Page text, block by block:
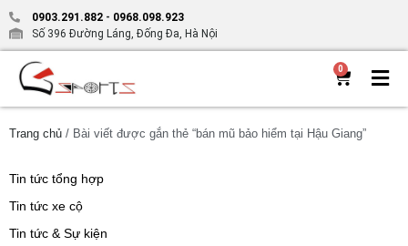
0903.291.882 - 0968.098.923
Số 396 Đường Láng, Đống Đa, Hà Nội
0
Trang chủ / Bài viết được gắn thẻ “bán mũ bảo hiểm tại Hậu Giang”
Tin tức tổng hợp
Tin tức xe cộ
Tin tức & Sự kiện